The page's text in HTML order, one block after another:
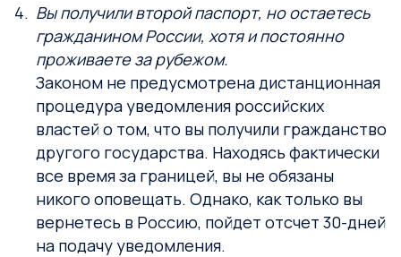
Вы получили второй паспорт, но остаетесь
гражданином России, хотя и постоянно
проживаете за рубежом.
Законом не предусмотрена дистанционная
процедура уведомления российских
властей о том, что вы получили гражданство
другого государства. Находясь фактически
все время за границей, вы не обязаны
никого оповещать. Однако, как только вы
вернетесь в Россию, пойдет отсчет 30-дней
на подачу уведомления.